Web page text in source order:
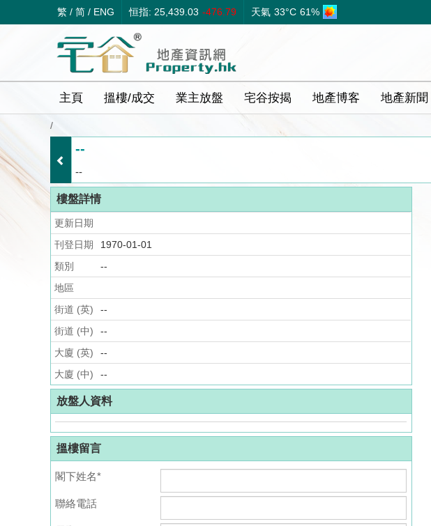
繁 / 简 / ENG 恒指: 25,439.03 -476.79 天氣 33°C 61%
主頁 搵樓/成交 業主放盤 宅谷按揭 地產博客 地產新聞
/
--
--
樓盤詳情
更新日期
刊登日期
1970-01-01
類別
--
地區
街道 (英)
--
街道 (中)
--
大廈 (英)
--
大廈 (中)
--
放盤人資料
搵樓留言
閣下姓名*
聯絡電話